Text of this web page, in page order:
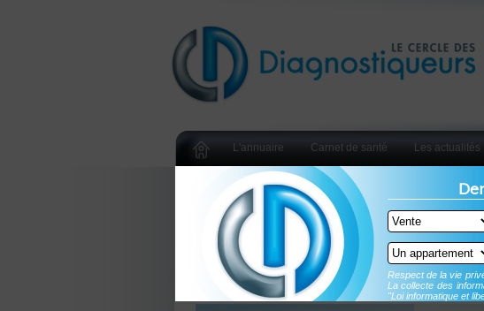
L'annuaire Carnet de santé Les actualités
Respect de la vie
La collecte des
"Loi informatique et